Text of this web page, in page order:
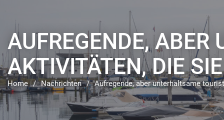
AUFREGENDE, ABER
AKTIVITÄTEN, DIE
Home / Nachrichten / Aufregende, aber unterhaltsame